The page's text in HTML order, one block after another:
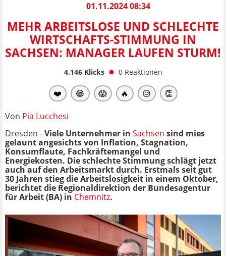
01.11.2024 08:34
MEHR ARBEITSLOSE UND SCHLECHTE
WIRTSCHAFTS-STIMMUNG IN
SACHSEN: MANAGER LAUFEN STURM!
4.146Klicks 0 Reaktionen
❤️ 😂 😱 🔥 😥 👏
Von Pia Lucchesi
Dresden -Viele Unternehmer in Sachsen sind mies
gelaunt angesichts von Inflation, Stagnation,
Konsumflaute, Fachkräftemangel und
Energiekosten. Die schlechte Stimmung schlägt jetzt
auch auf den Arbeitsmarkt durch. Erstmals seit gut
30 Jahren stieg die Arbeitslosigkeit in einem Oktober,
berichtet die Regionaldirektion der Bundesagentur
für Arbeit (BA) in Chemnitz.